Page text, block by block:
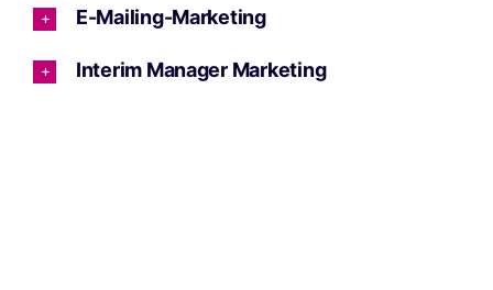
E-Mailing-Marketing
Interim Manager Marketing